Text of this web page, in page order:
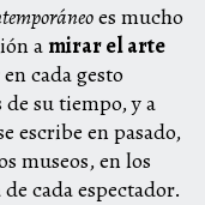
es mucho
amirar el arte
cada gesto
su tiempo, y a
escribe en pasado,
museos, en los
cada espectador.